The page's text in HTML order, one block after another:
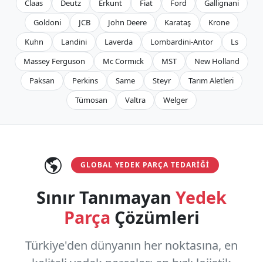
Claas
Deutz Erkunt Fiat Ford
Gallignani
Goldoni
JCB John Deere Karataş
Krone
Kuhn
Landini Laverda Lombardini-Antor
Ls
Massey Ferguson
Mc Cormıck MST
New Holland
Paksan
Perkins Same Steyr
Tarım Aletleri
Tümosan
Valtra Welger
GLOBAL YEDEK PARÇA TEDARIĞI
Sınır Tanımayan Yedek
Parça Çözümleri
Türkiye'den dünyanın her noktasına, en